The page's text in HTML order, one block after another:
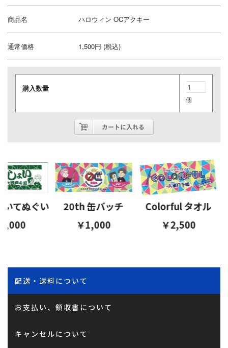
商品名 ハロウィン OCアクキー
通常価格 1,500円 (税込)
購入数量
個
てぬぐい
20th 缶バッチ
￥1,000
Colorful タオル
￥2,500
配送・送料について
お支払い、領収書について
キャンセルについて